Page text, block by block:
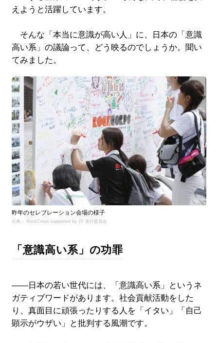
えようと活躍しています。
そんな「本当に意識が高い人」に、日本の「意識
高い系」の議論って、どう映るのでしょうか。聞い
てみました。
昨年のセレブレーション会場の様子
出典： RockCorps supported by JT 実行委員会
「意識高い系」の功罪
――日本の若い世代には、「意識高い系」というネ
ガティブワードがあります。社会貢献活動をした
り、真面目に頑張ったりする人を「イタい」「自己
顕示がウザい」と批判する風潮です。